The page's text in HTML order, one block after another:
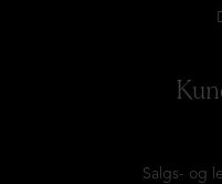
Salgs- og